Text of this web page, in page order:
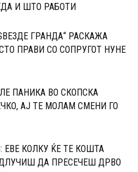
И ШТО РАБОТИ
ГРАНДА“ РАСКАЖА
ПРАВИ СО СОПРУГОТ НУНЕ
ПАНИКА ВО СКОПСКА
АЈ ТЕ МОЛАМ СМЕНИ ГО
ЕВЕ КОЛКУ ЌЕ ТЕ КОШТА
ДА ПРЕСЕЧЕШ ДРВО